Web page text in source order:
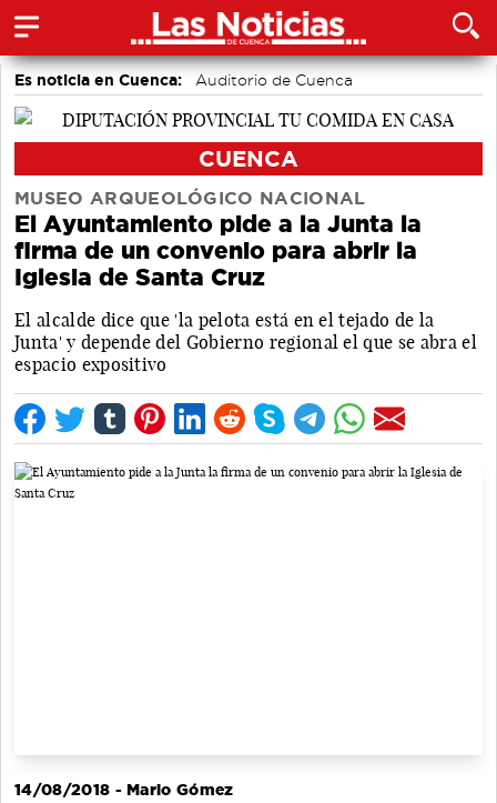
Es noticia en Cuenca: Auditorio de Cuenca
CUENCA
MUSEO ARQUEOLÓGICO NACIONAL
El Ayuntamiento pide a la Junta la
firma de un convenio para abrir la
Iglesia de Santa Cruz
El alcalde dice que 'la pelota está en el tejado de la
Junta' y depende del Gobierno regional el que se abra el
espacio expositivo
14/08/2018 - Mario Gómez